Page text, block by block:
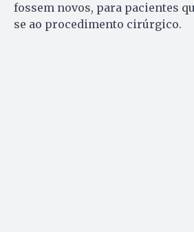
fossem novos, para pacientes
se ao procedimento cirúrgico.